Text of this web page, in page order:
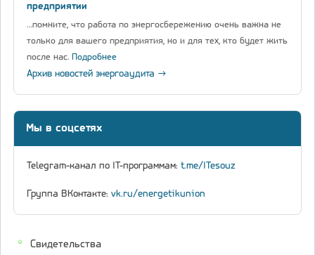
Свидетельства
предприятии
…помните, что работа по энергосбережению очень важна не
только для вашего предприятия, но и для тех, кто будет жить
после нас. Подробнее
Архив новостей энергоаудита →
Мы в соцсетях
Telegram-канал по IT-программам: t.me/ITesouz
Группа ВКонтакте: vk.ru/energetikunion